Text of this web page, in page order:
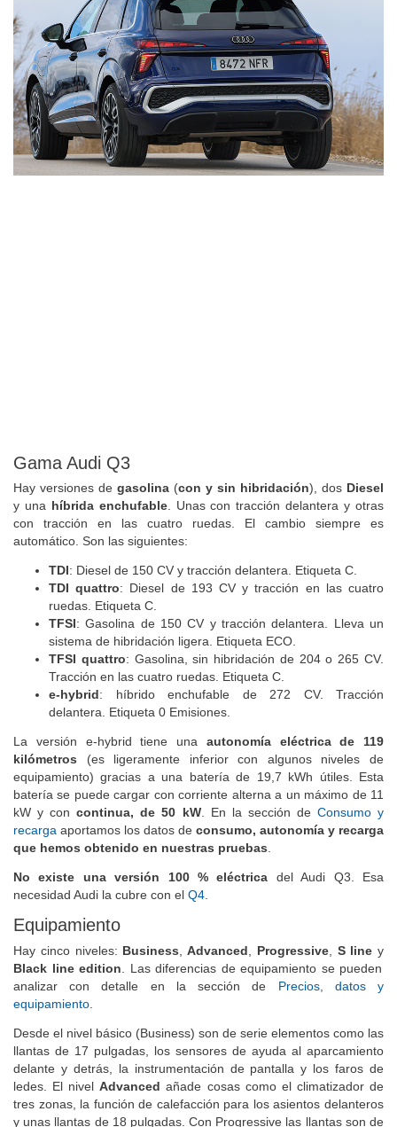
Gama Audi Q3
Hay versiones de gasolina (con y sin hibridación), dos Diesel
y una híbrida enchufable. Unas con tracción delantera y otras
con tracción en las cuatro ruedas. El cambio siempre es
automático. Son las siguientes:
TDI: Diesel de 150 CV y tracción delantera. Etiqueta C.
TDI quattro: Diesel de 193 CV y tracción en las cuatro
ruedas. Etiqueta C.
TFSI: Gasolina de 150 CV y tracción delantera. Lleva un
sistema de hibridación ligera. Etiqueta ECO.
TFSI quattro: Gasolina, sin hibridación de 204 o 265 CV.
Tracción en las cuatro ruedas. Etiqueta C.
e-hybrid: híbrido enchufable de 272 CV. Tracción
delantera. Etiqueta 0 Emisiones.
La versión e-hybrid tiene una autonomía eléctrica de 119
kilómetros (es ligeramente inferior con algunos niveles de
equipamiento) gracias a una batería de 19,7 kWh útiles. Esta
batería se puede cargar con corriente alterna a un máximo de 11
kW y concontinua, de 50 kW. En la sección de Consumo y
recarga aportamos los datos de consumo, autonomía y recarga
que hemos obtenido en nuestras pruebas.
No existe una versión 100 % eléctrica del Audi Q3. Esa
necesidad Audi la cubre con el Q4.
Equipamiento
Hay cinco niveles: Business Advanced Progressive, S line y
Black line edition . Las diferencias de equipamiento se pueden
analizar con detalle en la sección de Precios, datos y
equipamiento
Desde el nivel básico (Business) son de serie elementos como las
llantas de 17 pulgadas, los sensores de ayuda al aparcamiento
delante y detrás, la instrumentación de pantalla y los faros de
ledes. El nivelAdvanced añade cosas como el climatizador de
tres zonas, la función de calefacción para los asientos delanteros
y unas llantas de 18 pulgadas. Con Progressive las llantas son de